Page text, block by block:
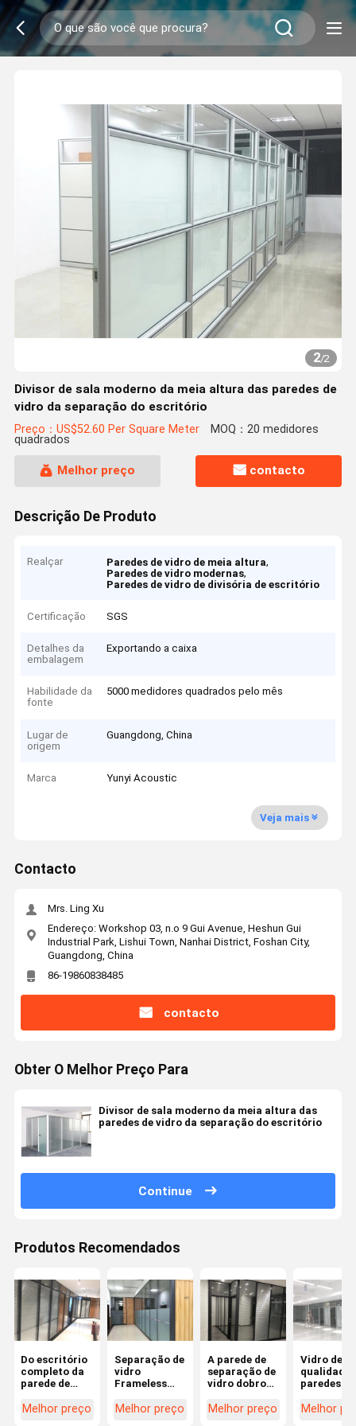
2/2
Divisor de sala moderno da meia altura das paredes de
vidro da separação do escritório
Preço：US$52.60 Per Square Meter MOQ：20 medidores
quadrados
Melhor preço contacto
Descrição De Produto
Realçar Paredes de vidro de meia altura,
Paredes de vidro modernas,
Paredes de vidro de divisória de escritório
Certificação SGS
Detalhes da
embalagem
Exportando a caixa
Habilidade da
fonte
5000 medidores quadrados pelo mês
Lugar de
origem
Guangdong, China
Marca Yunyi Acoustic
Veja mais
Contacto
Mrs. Ling Xu
Endereço: Workshop 03, n.o 9 Gui Avenue, Heshun Gui
Industrial Park, Lishui Town, Nanhai District, Foshan City,
Guangdong, China
86-19860838485
contacto
Obter O Melhor Preço Para
Divisor de sala moderno da meia altura das
paredes de vidro da separação do escritório
Continue
Produtos Recomendados
Do escritório
completo da
parede de
vidro da
Melhor preço
Separação de
vidro
Frameless
transparente
Melhor preço
A parede de
separação de
vidro dobro
vidro para o
Melhor preço
Vidro de
qualidade
paredes de
vidro do
Melhor